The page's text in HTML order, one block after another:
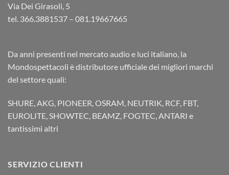
Via Dei Girasoli, 5
tel. 366.3881537 – 081.19667665
Da anni presenti nel mercato audio e luci italiano, la
Mondospettacoli è distributore ufficiale dei migliori marchi
del settore quali:
SHURE, AKG, PIONEER, OSRAM, NEUTRIK, RCF, FBT,
EUROLITE, SHOWTEC, BEAMZ, FOGTEC, ANTARI e
tantissimi altri
SERVIZIO CLIENTI